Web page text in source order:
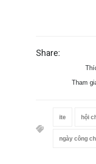
Share:
Tham
ite hội
ngày công